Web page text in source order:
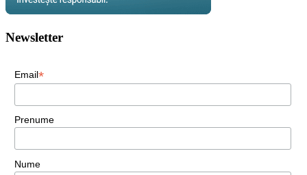
Newsletter
Email*
Prenume
Nume